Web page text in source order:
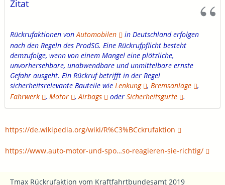
Zitat
Rückrufaktionen vonAutomobilen
in Deutschland erfolgen
nach den Regeln des ProdSG. Eine Rückrufpflicht besteht
demzufolge, wenn von einem Mangel eine plötzliche,
unvorhersehbare, unabwendbare und unmittelbare ernste
Gefahr ausgeht. Ein Rückruf betrifft in der Regel
sicherheitsrelevante Bauteile wie Lenkung , Bremsanlage
,
Fahrwerk
, Motor ,Airbags oder Sicherheitsgurte .
https://de.wikipedia.org/wiki/R%C3%BCckrufaktion
https://www.auto-motor-und-spo…so-reagieren-sie-richtig/
Tmax Rückrufaktion vom Kraftfahrtbundesamt 2019